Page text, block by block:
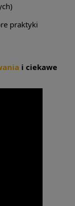
praktyki
i ciekawe